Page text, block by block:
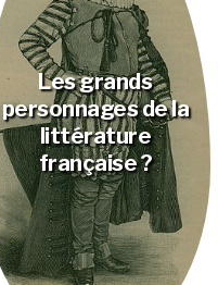
Les grands
personnages de la
littérature
française ?